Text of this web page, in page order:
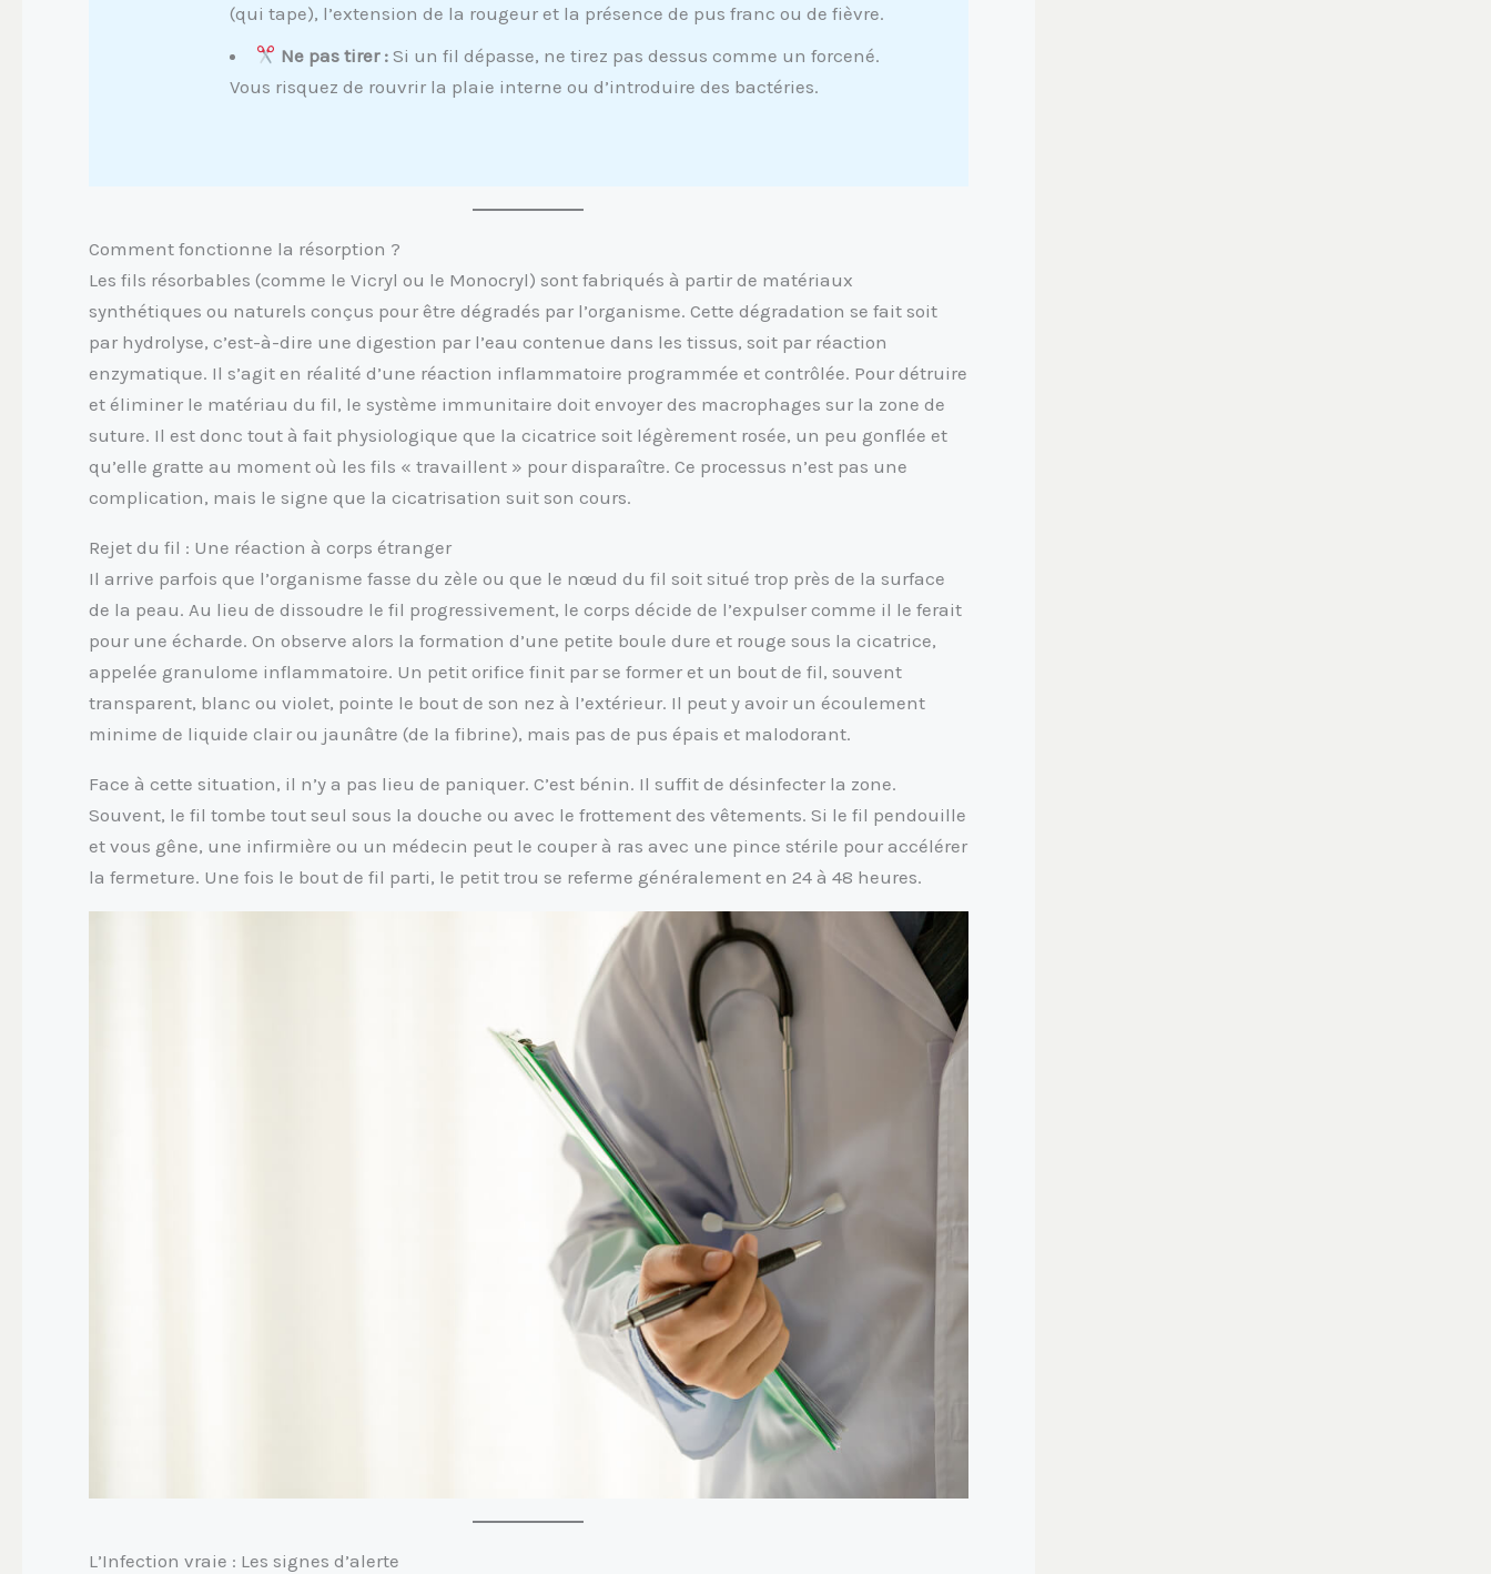
(qui tape), l’extension de la rougeur et la présence de pus franc ou de fièvre.
Ne pas tirer : Si un fil dépasse, ne tirez pas dessus comme un forcené.
Vous risquez de rouvrir la plaie interne ou d’introduire des bactéries.
Comment fonctionne la résorption ?
Les fils résorbables (comme le Vicryl ou le Monocryl) sont fabriqués à partir de matériaux
synthétiques ou naturels conçus pour être dégradés par l’organisme. Cette dégradation se fait soit
par hydrolyse, c’est-à-dire une digestion par l’eau contenue dans les tissus, soit par réaction
enzymatique. Il s’agit en réalité d’une réaction inflammatoire programmée et contrôlée. Pour détruire
et éliminer le matériau du fil, le système immunitaire doit envoyer des macrophages sur la zone de
suture. Il est donc tout à fait physiologique que la cicatrice soit légèrement rosée, un peu gonflée et
qu’elle gratte au moment où les fils « travaillent » pour disparaître. Ce processus n’est pas une
complication, mais le signe que la cicatrisation suit son cours.
Rejet du fil : Une réaction à corps étranger
Il arrive parfois que l’organisme fasse du zèle ou que le nœud du fil soit situé trop près de la surface
de la peau. Au lieu de dissoudre le fil progressivement, le corps décide de l’expulser comme il le ferait
pour une écharde. On observe alors la formation d’une petite boule dure et rouge sous la cicatrice,
appelée granulome inflammatoire. Un petit orifice finit par se former et un bout de fil, souvent
transparent, blanc ou violet, pointe le bout de son nez à l’extérieur. Il peut y avoir un écoulement
minime de liquide clair ou jaunâtre (de la fibrine), mais pas de pus épais et malodorant.
Face à cette situation, il n’y a pas lieu de paniquer. C’est bénin. Il suffit de désinfecter la zone.
Souvent, le fil tombe tout seul sous la douche ou avec le frottement des vêtements. Si le fil pendouille
et vous gêne, une infirmière ou un médecin peut le couper à ras avec une pince stérile pour accélérer
la fermeture. Une fois le bout de fil parti, le petit trou se referme généralement en 24 à 48 heures.
L’Infection vraie : Les signes d’alerte